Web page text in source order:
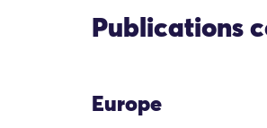
Publications
Europe